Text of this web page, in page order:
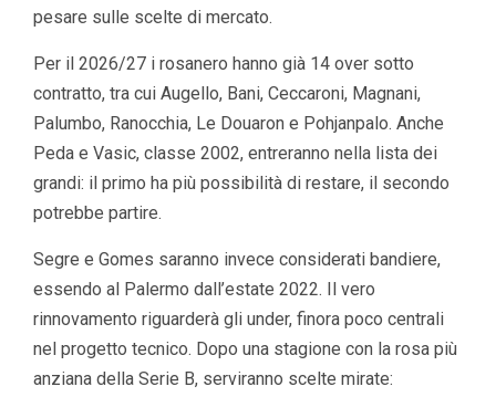
pesare sulle scelte di mercato.
Per il 2026/27 i rosanero hanno già 14 over sotto
contratto, tra cui Augello, Bani, Ceccaroni, Magnani,
Palumbo, Ranocchia, Le Douaron e Pohjanpalo. Anche
Peda e Vasic, classe 2002, entreranno nella lista dei
grandi: il primo ha più possibilità di restare, il secondo
potrebbe partire.
Segre e Gomes saranno invece considerati bandiere,
essendo al Palermo dall’estate 2022. Il vero
rinnovamento riguarderà gli under, finora poco centrali
nel progetto tecnico. Dopo una stagione con la rosa più
anziana della Serie B, serviranno scelte mirate: